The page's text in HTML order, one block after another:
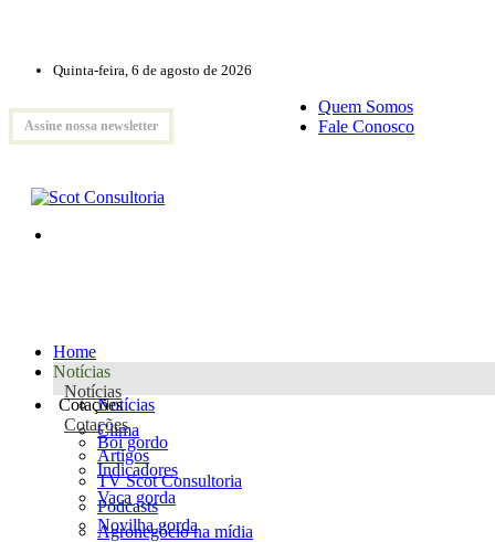
Quinta-feira, 6 de agosto de 2026
Assine nossa newsletter
Quem Somos
Fale Conosco
Home
Notícias
Notícias
Notícias
Clima
Artigos
TV Scot Consultoria
Podcasts
Agronegócio na mídia
Cotações
Cotações
Boi gordo
Indicadores
Vaca gorda
Novilha gorda